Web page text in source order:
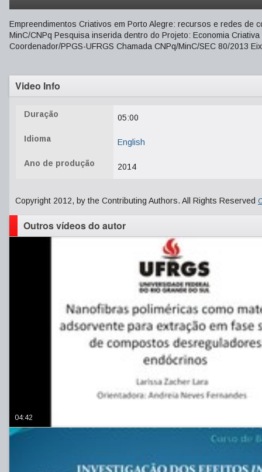
Empreendimentos Criativos em Porto Alegre: recursos e redes de
MinC/CNPq Pesquisa inserida dentro do Projeto: Economia
Coordenador/PPGS-UFRGS Chamada CNPq/MinC/SEC 80/2013
Video Info
Duração 05:00
Idioma English
Ano de produção 2014
Copyright 2012, by the Contributing Authors. All Rights Reserved
Outros vídeos do autor
04:42